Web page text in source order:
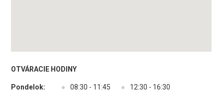
OTVÁRACIE HODINY
Pondelok: ● 08:30 - 11:45 ●
12:30 - 16:30